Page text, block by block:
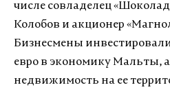
числе совладелец
Колобов и акционер
Бизнесмены
евро в экономику Мальты,
недвижимость на ее